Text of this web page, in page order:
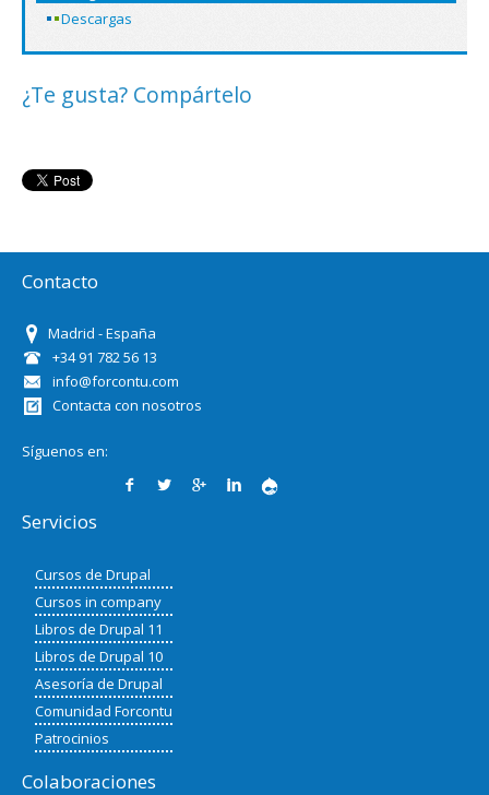
Descargas
¿Te gusta? Compártelo
Contacto
Madrid - España
+34 91 782 56 13
info@forcontu.com
Contacta con nosotros
Síguenos en:
Servicios
Cursos de Drupal
Cursos in company
Libros de Drupal 11
Libros de Drupal 10
Asesoría de Drupal
Comunidad Forcontu
Patrocinios
Colaboraciones